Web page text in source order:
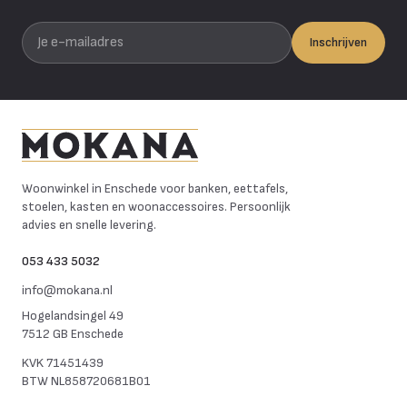
Je e-mailadres
Inschrijven
Woonwinkel in Enschede voor banken, eettafels,
stoelen, kasten en woonaccessoires. Persoonlijk
advies en snelle levering.
053 433 5032
info@mokana.nl
Hogelandsingel 49
7512 GB Enschede
KVK71451439
BTWNL858720681B01